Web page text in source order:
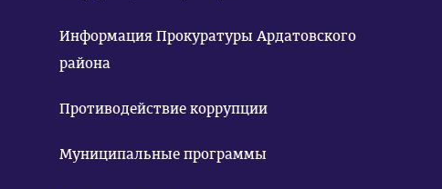
Информация Прокуратуры Ардатовского
района
Противодействие коррупции
Муниципальные программы